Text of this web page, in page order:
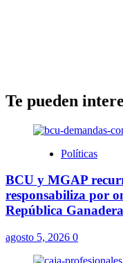
Te pueden
Políticas
BCU y MGAP
responsabiliza por
República Ganadera
agosto 5, 2026 0